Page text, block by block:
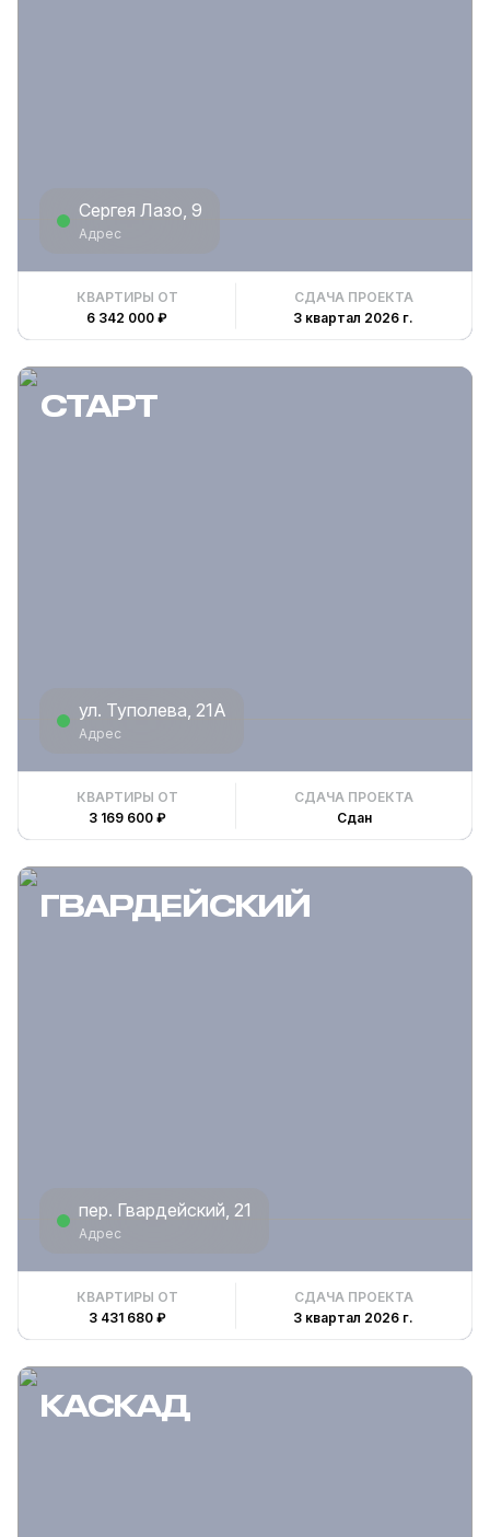
Сергея Лазо, 9
Адрес
КВАРТИРЫ ОТ
6 342 000 ₽
СДАЧА ПРОЕКТА
3 квартал 2026 г.
СТАРТ
ул. Туполева, 21А
Адрес
КВАРТИРЫ ОТ
3 169 600 ₽
СДАЧА ПРОЕКТА
Сдан
ГВАРДЕЙСКИЙ
пер. Гвардейский, 21
Адрес
КВАРТИРЫ ОТ
3 431 680 ₽
СДАЧА ПРОЕКТА
3 квартал 2026 г.
КАСКАД